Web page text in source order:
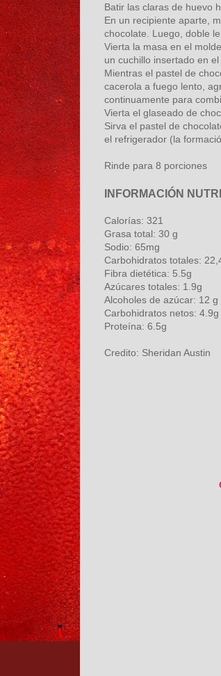
Batir las claras de huevo
En un recipiente aparte,
chocolate. Luego, doble
Vierta la masa en el
un cuchillo insertado en
Mientras el pastel de
cacerola a fuego lento,
continuamente para
Vierta el glaseado de
Sirva el pastel de
el refrigerador (la
Rinde para 8 porciones
INFORMACIÓN
Calorías: 321
Grasa total: 30 g
Sodio: 65mg
Carbohidratos totales:
Fibra dietética: 5.5g
Azúcares totales: 1.9g
Alcoholes de azúcar: 12 g
Carbohidratos netos: 4.9g
Proteína: 6.5g
Credito: Sheridan Austin